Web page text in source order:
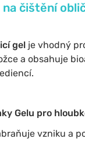
na čištění
gelje vhodný
a obsahuje
Gelu pro
vzniku a